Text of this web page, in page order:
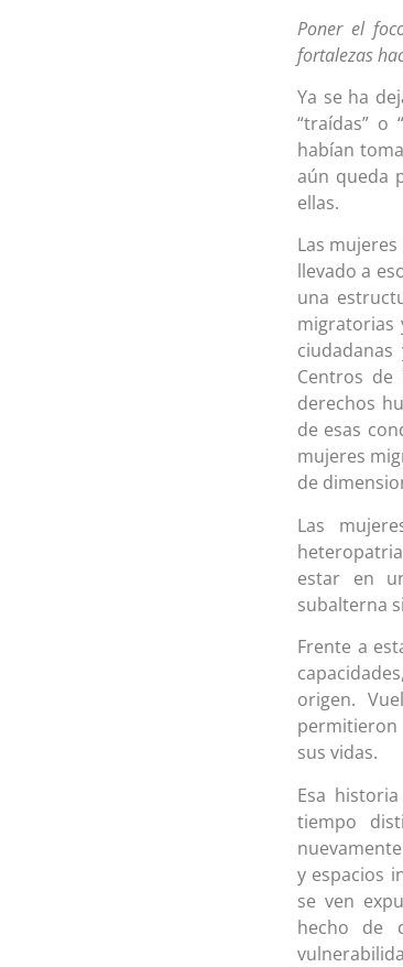
Poner el
fortalezas
Ya se ha
“traídas” o
habían
aún queda
ellas.
Las
llevado a
una
migratorias
Centros de
derechos
de esas
mujeres
de
Las
estar en
subalterna
Frente a
origen.
permitieron
sus vidas.
Esa
tiempo
y espacios
se ven
hecho de